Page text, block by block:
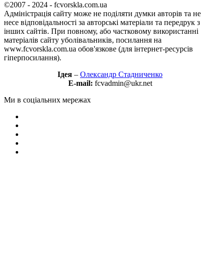
©2007 - 2024 - fcvorskla.com.ua
Адміністрація сайту може не поділяти думки авторів та не
несе відповідальності за авторські матеріали та передрук з
інших сайтів. При повному, або частковому використанні
матеріалів сайту уболівальників, посилання на
www.fcvorskla.com.ua обов'язкове (для інтернет-ресурсів
гіперпосилання).
Ідея – Олександр Стадниченко
E-mail: fcvadmin@ukr.net
Ми в соціальних мережах